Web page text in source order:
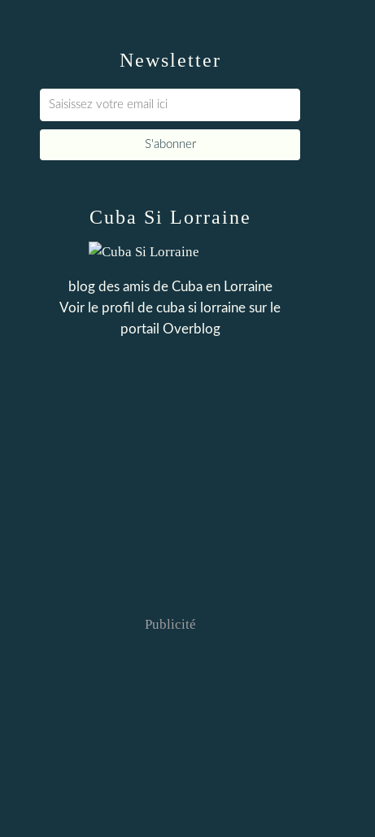
Newsletter
Cuba Si Lorraine
blog des amis de Cuba en Lorraine
Voir le profil de cuba si lorraine sur le
portail Overblog
Publicité